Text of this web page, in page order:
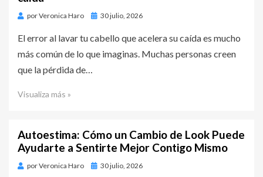
porVeronica Haro
Publicado
30 julio, 2026
El error al lavar tu cabello que acelera su caída es mucho
más común de lo que imaginas. Muchas personas creen
que la pérdida de…
Visualiza más »
Autoestima: Cómo un Cambio de Look Puede
Ayudarte a Sentirte Mejor Contigo Mismo
porVeronica Haro
Publicado
30 julio, 2026